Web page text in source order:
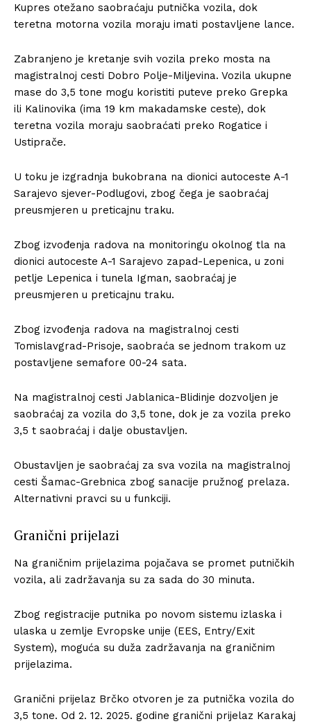
Kupres otežano saobraćaju putnička vozila, dok
teretna motorna vozila moraju imati postavljene lance.
Zabranjeno je kretanje svih vozila preko mosta na
magistralnoj cesti Dobro Polje-Miljevina. Vozila ukupne
mase do 3,5 tone mogu koristiti puteve preko Grepka
ili Kalinovika (ima 19 km makadamske ceste), dok
teretna vozila moraju saobraćati preko Rogatice i
Ustiprače.
U toku je izgradnja bukobrana na dionici autoceste A-1
Sarajevo sjever-Podlugovi, zbog čega je saobraćaj
preusmjeren u preticajnu traku.
Zbog izvođenja radova na monitoringu okolnog tla na
dionici autoceste A-1 Sarajevo zapad-Lepenica, u zoni
petlje Lepenica i tunela Igman, saobraćaj je
preusmjeren u preticajnu traku.
Zbog izvođenja radova na magistralnoj cesti
Tomislavgrad-Prisoje, saobraća se jednom trakom uz
postavljene semafore 00-24 sata.
Na magistralnoj cesti Jablanica-Blidinje dozvoljen je
saobraćaj za vozila do 3,5 tone, dok je za vozila preko
3,5 t saobraćaj i dalje obustavljen.
Obustavljen je saobraćaj za sva vozila na magistralnoj
cesti Šamac-Grebnica zbog sanacije pružnog prelaza.
Alternativni pravci su u funkciji.
Granični prijelazi
Na graničnim prijelazima pojačava se promet putničkih
vozila, ali zadržavanja su za sada do 30 minuta.
Zbog registracije putnika po novom sistemu izlaska i
ulaska u zemlje Evropske unije (EES, Entry/Exit
System), moguća su duža zadržavanja na graničnim
prijelazima.
Granični prijelaz Brčko otvoren je za putnička vozila do
3,5 tone. Od 2. 12. 2025. godine granični prijelaz Karakaj